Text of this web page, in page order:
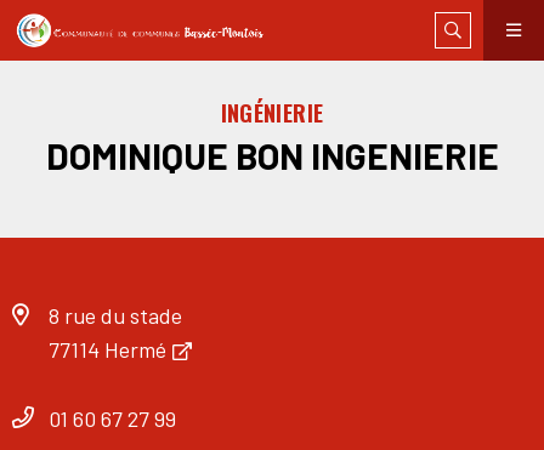
INGÉNIERIE
DOMINIQUE BON INGENIERIE
8 rue du stade
77114 Hermé
01 60 67 27 99